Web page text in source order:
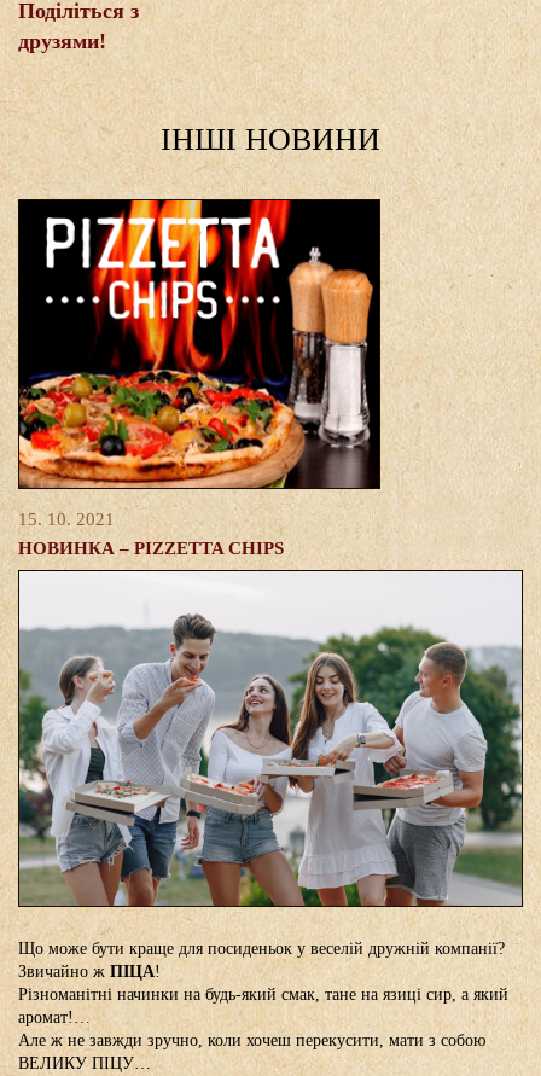
Поділіться з
друзями!
IНШI НОВИНИ
15. 10. 2021
НОВИНКА – PIZZETTA CHIPS
Що може бути краще для посиденьок у веселій дружній компанії?
Звичайно ж ПІЦА!
Різноманітні начинки на будь-який смак, тане на язиці сир, а який
аромат!…
Але ж не завжди зручно, коли хочеш перекусити, мати з собою
ВЕЛИКУ ПІЦУ…